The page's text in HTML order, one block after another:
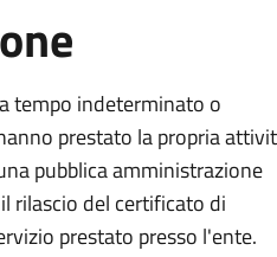
tempo indeterminato o
prestato la propria
pubblica amministrazione
rilascio del certificato di
prestato presso l'ente.